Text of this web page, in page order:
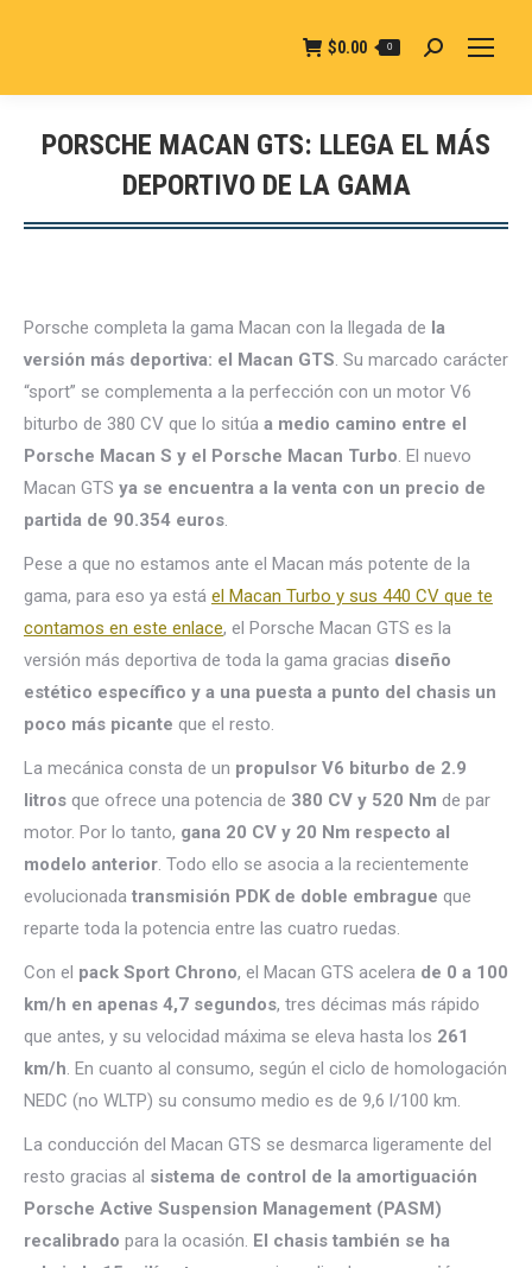
$0.00 0 Buscar:
PORSCHE MACAN GTS: LLEGA EL MÁS
DEPORTIVO DE LA GAMA
Estás aquí:
Porsche completa la gama Macan con la llegada de la
versión más deportiva: el Macan GTS. Su marcado carácter
“sport” se complementa a la perfección con un motor V6
biturbo de 380 CV que lo sitúa a medio camino entre el
Porsche Macan S y el Porsche Macan Turbo. El nuevo
Macan GTS ya se encuentra a la venta con un precio de
partida de 90.354 euros.
Pese a que no estamos ante el Macan más potente de la
gama, para eso ya está el Macan Turbo y sus 440 CV que te
contamos en este enlace, el Porsche Macan GTS es la
versión más deportiva de toda la gama gracias diseño
estético específico y a una puesta a punto del chasis un
poco más picante que el resto.
La mecánica consta de un propulsor V6 biturbo de 2.9
litros que ofrece una potencia de 380 CV y 520 Nm de par
motor. Por lo tanto, gana 20 CV y 20 Nm respecto al
modelo anterior. Todo ello se asocia a la recientemente
evolucionada transmisión PDK de doble embrague que
reparte toda la potencia entre las cuatro ruedas.
Con el pack Sport Chrono, el Macan GTS acelera de 0 a 100
km/h en apenas 4,7 segundos, tres décimas más rápido
que antes, y su velocidad máxima se eleva hasta los 261
km/h. En cuanto al consumo, según el ciclo de homologación
NEDC (no WLTP) su consumo medio es de 9,6 l/100 km.
La conducción del Macan GTS se desmarca ligeramente del
resto gracias al sistema de control de la amortiguación
Porsche Active Suspension Management (PASM)
recalibrado para la ocasión. El chasis también se ha